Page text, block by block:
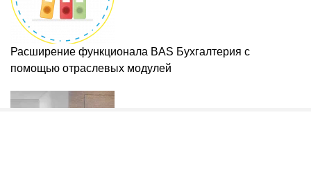
Расширение функционала BAS Бухгалтерия с
помощью отраслевых модулей